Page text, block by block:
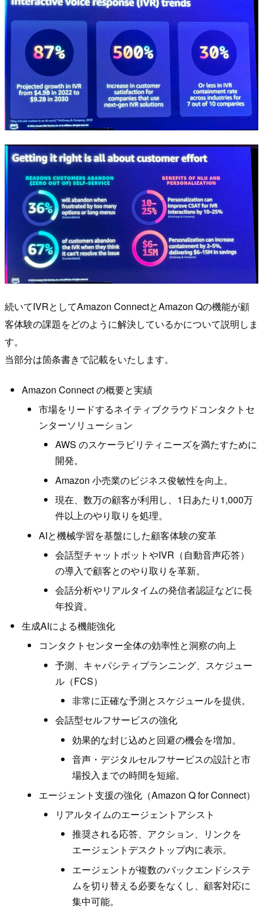
続いてIVRとしてAmazon ConnectとAmazon Qの機能が顧
客体験の課題をどのように解決しているかについて説明しま
す。
当部分は箇条書きで記載をいたします。
Amazon Connect の概要と実績
市場をリードするネイティブクラウドコンタクトセ
ンターソリューション
AWS のスケーラビリティニーズを満たすために
開発。
Amazon 小売業のビジネス俊敏性を向上。
現在、数万の顧客が利用し、1日あたり1,000万
件以上のやり取りを処理。
AIと機械学習を基盤にした顧客体験の変革
会話型チャットボットやIVR（自動音声応答）
の導入で顧客とのやり取りを革新。
会話分析やリアルタイムの発信者認証などに長
年投資。
生成AIによる機能強化
コンタクトセンター全体の効率性と洞察の向上
予測、キャパシティプランニング、スケジュー
ル（FCS）
非常に正確な予測とスケジュールを提供。
会話型セルフサービスの強化
効果的な封じ込めと回避の機会を増加。
音声・デジタルセルフサービスの設計と市
場投入までの時間を短縮。
エージェント支援の強化（Amazon Q for Connect）
リアルタイムのエージェントアシスト
推奨される応答、アクション、リンクを
エージェントデスクトップ内に表示。
エージェントが複数のバックエンドシステ
ムを切り替える必要をなくし、顧客対応に
集中可能。